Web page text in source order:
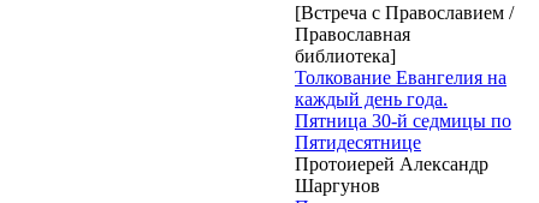
[Встреча с Православием /
Православная
библиотека]
Толкование Евангелия на
каждый день года.
Пятница 30-й седмицы по
Пятидесятнице
Протоиерей Александр
Шаргунов